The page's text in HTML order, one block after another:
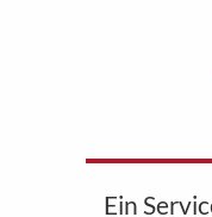
Ein